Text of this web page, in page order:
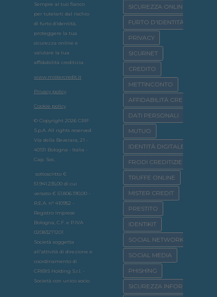
Sempre al tuo fianco
per tutelarti dal rischio
di furto d’identità,
proteggere la tua
sicurezza online e
valutare la tua
affidabilità creditizia.
www.mistercredit.it
Privacy policy
Cookie policy
© Copyright 2026 CRIF
S.p.A. All rights reserved:
Via della Beverara, 21 •
40131 Bologna • Italia -
Cap. Soc.
sottoscritto €
51.941.235,00 di cui
versato € 51.806.190,00 •
R.E.A. n° 410952 •
Registro Imprese
Bologna, C.F. e P.IVA
02083271201
Società soggetta
all'attività di direzione e
coordinamento di
CRIBIS Holding S.r.l. -
Società con unico socio
SICUREZZA ONLINE
FURTO D'IDENTITÀ
PRIVACY
SICURNET
CREDITO
METTINCONTO
AFFIDABILITÀ CREDITIZIA
DATI PERSONALI
MUTUO
IDENTITÀ DIGITALE
FRODI CREDITIZIE
TRUFFE ONLINE
MISTER CREDIT
PRESTITO
IDENTIKIT
SOCIAL NETWORK
SOCIAL MEDIA
PHISHING
SICUREZZA INFORMATICA